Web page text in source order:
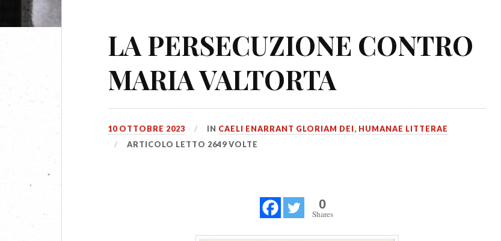
LA PERSECUZIONE CONTRO
MARIA VALTORTA
10 OTTOBRE 2023 IN CAELI ENARRANT GLORIAM DEI, HUMANAE LITTERAE
ARTICOLO LETTO 2649 VOLTE
0
Shares